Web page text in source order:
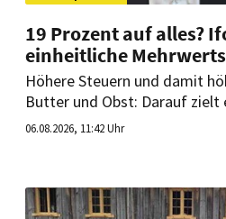
19 Prozent auf alles?
einheitliche
Höhere Steuern und damit
Butter und Obst: Darauf zielt
Ökonom Clemens Fuest. Er
06.08.2026, 11:42 Uhr